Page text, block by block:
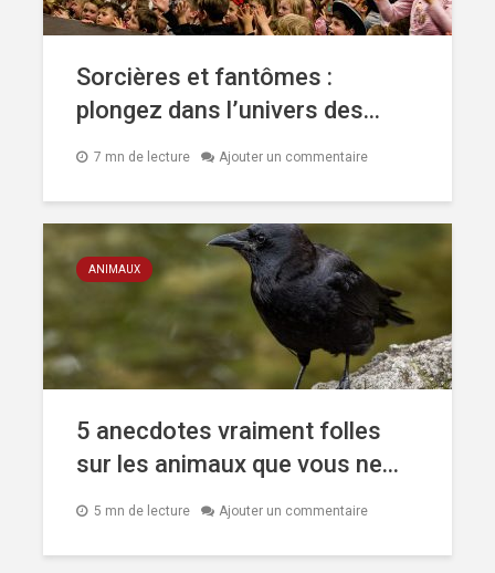
Sorcières et fantômes :
plongez dans l’univers des...
7 mn de lecture Ajouter un commentaire
ANIMAUX
5 anecdotes vraiment folles
sur les animaux que vous ne...
5 mn de lecture Ajouter un commentaire